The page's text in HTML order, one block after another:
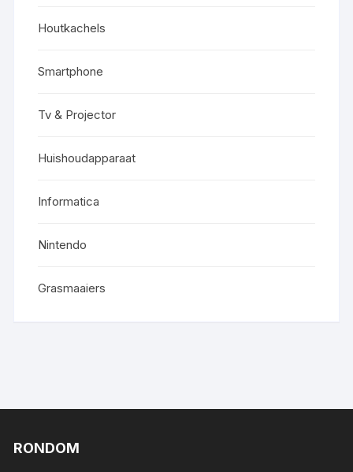
Houtkachels
Smartphone
Tv & Projector
Huishoudapparaat
Informatica
Nintendo
Grasmaaiers
RONDOM